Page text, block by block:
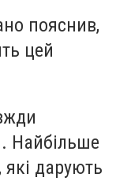
пояснив,
цей
Найбільше
дарують